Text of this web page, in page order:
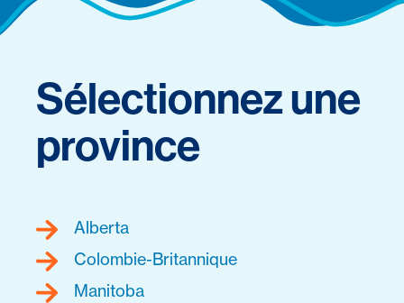
Sélectionnez une
province
Alberta
Colombie-Britannique
Manitoba